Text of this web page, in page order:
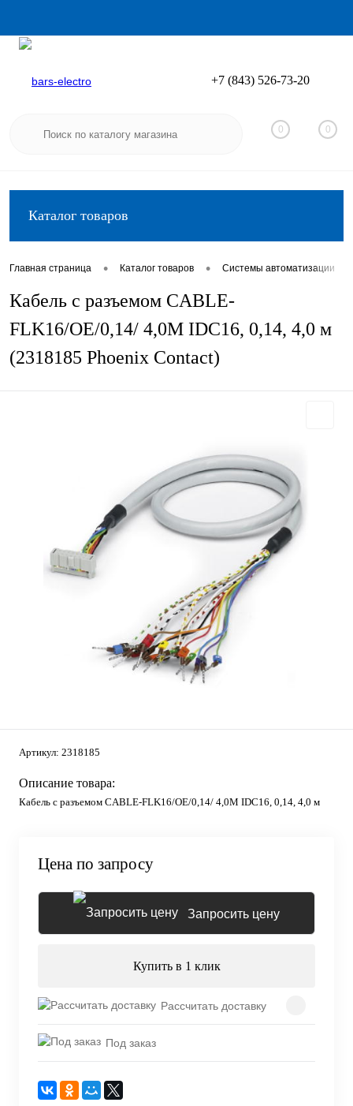
Вход
+7 (843) 526-73-20
0 0
Каталог товаров
Главная страница • Каталог товаров • Системы автоматизации
Кабель с разъемом CABLE-
FLK16/OE/0,14/ 4,0M IDC16, 0,14, 4,0 м
(2318185 Phoenix Contact)
Артикул: 2318185
Описание товара:
Кабель с разъемом CABLE-FLK16/OE/0,14/ 4,0M IDC16, 0,14, 4,0 м
Цена по запросу
Запросить цену
Купить в 1 клик
Рассчитать доставку
Под заказ